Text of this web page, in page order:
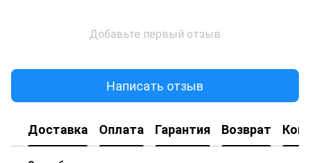
Добавьте первый отзыв
Написать отзыв
Доставка Оплата Гарантия Возврат